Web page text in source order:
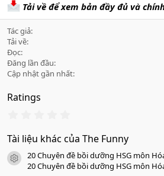
Tải về để xem bản đầy đủ và
Tác giả
Tải về
Đọc
Đăng lần đầu
Cập nhật gần nhất
Ratings
0
0
s
a
o
Tài liệu khác của The Funny
icon tài liệu
20 Chuyên đề bồi dưỡng HSG môn
20 Chuyên đề bồi dưỡng HSG môn